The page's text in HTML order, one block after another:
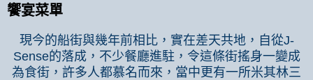
饗宴菜單
現今的船街與幾年前相比，實在差天共地，自從J-
Sense的落成，不少餐廳進駐，令這條街搖身一變成
為食街，許多人都慕名而來，當中更有一所米其林三